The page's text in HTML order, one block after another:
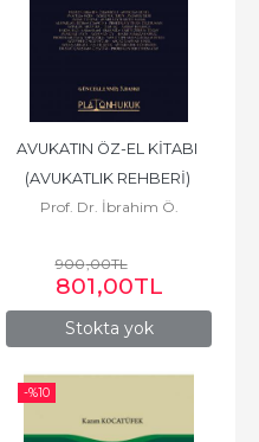
Stokta yok
AVUKATIN ÖZ-EL KİTABI
(AVUKATLIK REHBERİ)
3.BASKI
Prof. Dr. İbrahim Ö.
900,00TL
801,00TL
-%10